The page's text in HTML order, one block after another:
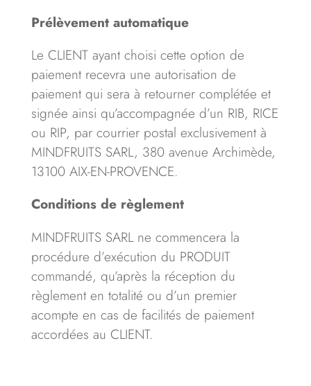
Prélèvement automatique
Le CLIENT ayant choisi cette option de
paiement recevra une autorisation de
paiement qui sera à retourner complétée et
signée ainsi qu’accompagnée d’un RIB, RICE
ou RIP, par courrier postal exclusivement à
MINDFRUITS SARL, 380 avenue Archimède,
13100 AIX-EN-PROVENCE.
Conditions de règlement
MINDFRUITS SARL ne commencera la
procédure d’exécution du PRODUIT
commandé, qu’après la réception du
règlement en totalité ou d’un premier
acompte en cas de facilités de paiement
accordées au CLIENT.